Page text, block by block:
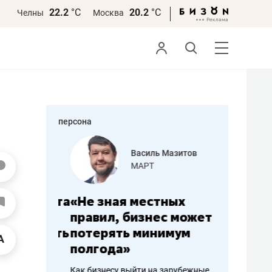
Челны 22.2 °С Москва 20.2 °С
персона
работа
Василь Мазитов
МАРТ
«Не зная местных
правил, бизнес может
потерять минимум
полгода»